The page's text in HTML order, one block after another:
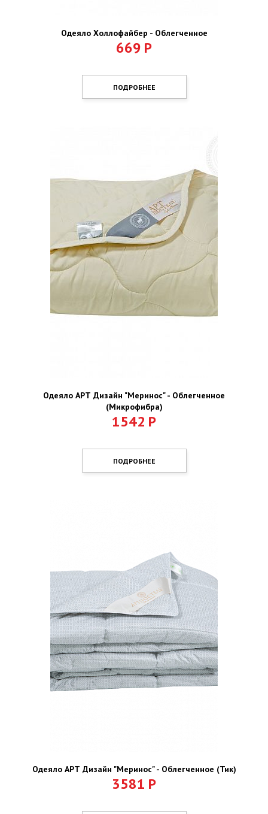
Одеяло Холлофайбер - Облегченное
669 Р
ПОДРОБНЕЕ
Одеяло АРТ Дизайн "Меринос" - Облегченное
(Микрофибра)
1542 Р
ПОДРОБНЕЕ
Одеяло АРТ Дизайн "Меринос" - Облегченное (Тик)
3581 Р